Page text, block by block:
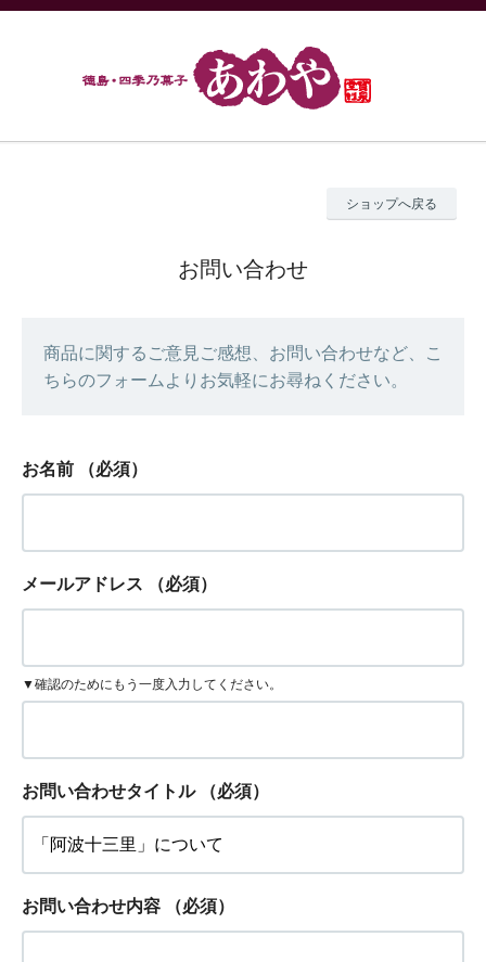
ショップへ戻る
お問い合わせ
商品に関するご意見ご感想、お問い合わせなど、こ
ちらのフォームよりお気軽にお尋ねください。
お名前 （必須）
メールアドレス （必須）
▼確認のためにもう一度入力してください。
お問い合わせタイトル （必須）
お問い合わせ内容 （必須）